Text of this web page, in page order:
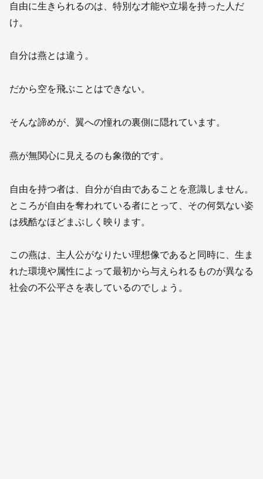
自由に生きられるのは、特別な才能や立場を持った人だ
け。
自分は燕とは違う。
だから空を飛ぶことはできない。
そんな諦めが、翼への憧れの裏側に隠れています。
燕が無関心に見えるのも象徴的です。
自由を持つ者は、自分が自由であることを意識しません。
ところが自由を奪われている者にとって、その何気ない姿
は残酷なほどまぶしく映ります。
この燕は、主人公がなりたい理想像であると同時に、生ま
れた環境や属性によって最初から与えられるものが異なる
社会の不公平さを表しているのでしょう。